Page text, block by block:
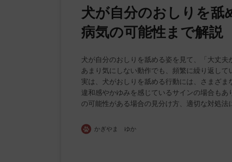
犬が自分のおしりを舐
病気の可能性まで解説
犬が自分のおしりを舐める姿を見て、「大丈
あまり気にしない動作でも、頻繁に繰り返して
実は、犬がおしりを舐める行動には、さまざま
違和感やかゆみを感じているサインの場合も
の可能性がある場合の見分け方、適切な対処法
かぎやま ゆか